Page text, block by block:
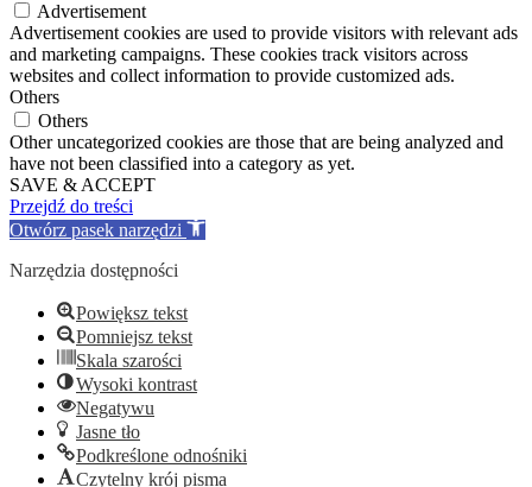
Advertisement
Advertisement cookies are used to provide visitors with relevant ads
and marketing campaigns. These cookies track visitors across
websites and collect information to provide customized ads.
Others
Others
Other uncategorized cookies are those that are being analyzed and
have not been classified into a category as yet.
SAVE & ACCEPT
Przejdź do treści
Otwórz pasek narzędzi
Narzędzia dostępności
Powiększ tekst
Pomniejsz tekst
Skala szarości
Wysoki kontrast
Negatywu
Jasne tło
Podkreślone odnośniki
Czytelny krój pisma